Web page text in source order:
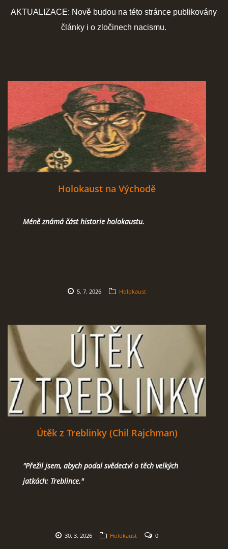
NÁVŠTĚVNÍ KNIHA
© 2026 eStránky.cz RSS
AKTUALIZACE: Nově budou na této stránce publikovány
články i o zločinech nacismu.
Holokaust na Východě
Méně známá část historie holokaustu.
5. 7. 2026 Holokaust
Útěk z Treblinky (Chil Rajchman)
"Přežil jsem, abych podal svědectví o těch velkých
jatkách: Treblince."
30. 3. 2026 Holokaust 0